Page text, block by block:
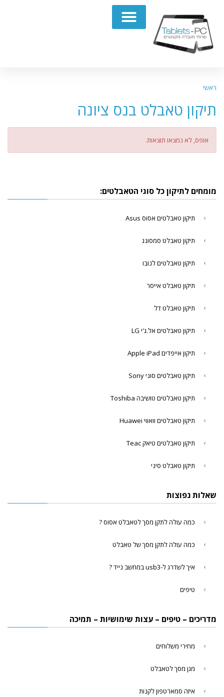
ראשי
תיקון טאבלט בנס ציונה
אופס, לא נמצאו תוצאות.
מומחים לתיקון כל סוגי הטאבלטים:
תיקון טאבלטים אסוס Asus
תיקון טאבלט סמסונג
תיקון טאבלטים לנובו
תיקון טאבלט אייסר
תיקון טאבלט דל
תיקון טאבלטים אל.ג'י LG
תיקון אייפדים Apple iPad
תיקון טאבלטים סוני Sony
תיקון טאבלטים טושיבה Toshiba
תיקון טאבלטים וואווי Huawei
תיקון טאבלטים טיאק Teac
תיקון טאבלט סיני
שאלות נפוצות
כמה עולה לתקן מסך לטאבלט אסוס ?
כמה עולה לתקן מסך של טאבלט
איך לשדרג ל-usb3 במחשב נייד ?
טיפים
מדריכים – טיפים – עצות שימושיות – תמיכה
מחירי משלוחים
מגן מסך לטאבלט
איזה סמארטפון לקנות